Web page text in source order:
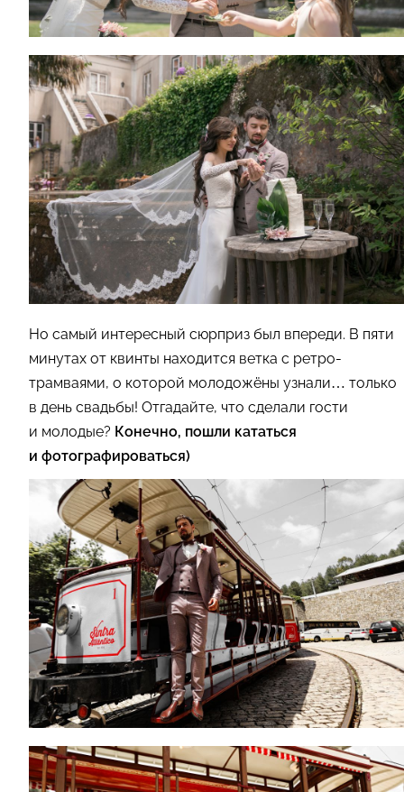
Но самый интересный сюрприз был впереди. В пяти
минутах от квинты находится ветка с ретро-
трамваями, о которой молодожёны узнали… только
в день свадьбы! Отгадайте, что сделали гости
и молодые? Конечно, пошли кататься
и фотографироваться)